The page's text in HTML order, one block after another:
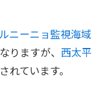
ニーニョ監視海域
りますが、 西太平
れています。